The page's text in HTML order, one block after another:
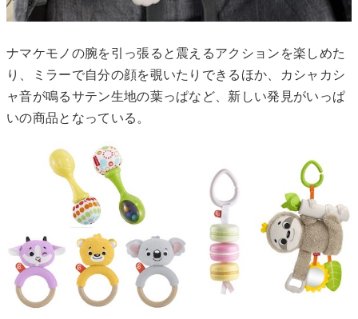
ナマケモノの腕を引っ張ると震えるアクションを楽しめた
り、ミラーで自分の顔を覗いたりできるほか、カシャカシ
ャ音が鳴るサテン生地の葉っぱなど、新しい発見がいっぱ
いの商品となっている。